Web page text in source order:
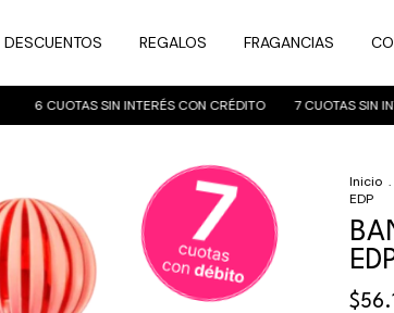
DESCUENTOS REGALOS FRAGANCIAS
6 CUOTAS SIN INTERÉS CON CRÉDITO 7 CUOTAS SIN
Inicio .
EDP